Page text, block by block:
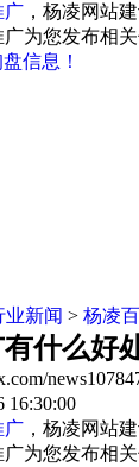
广 ，杨凌网站
为您发布相
信息！
业新闻 > 杨凌
什么好
16:30:00
广 ，杨凌网站
为您发布相